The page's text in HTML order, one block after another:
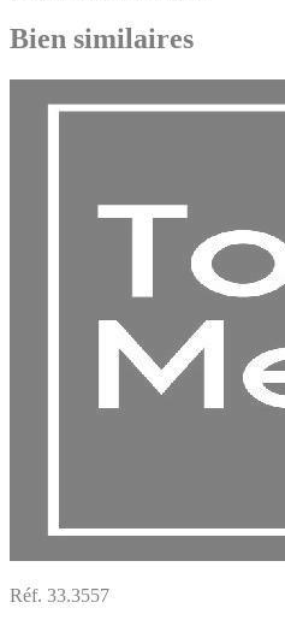
Bien similaires
Réf. 33.3557